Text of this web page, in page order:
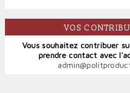
(LOI
TRAVAIL)
VOS
Vous souhaitez contribuer
prendre contact avec